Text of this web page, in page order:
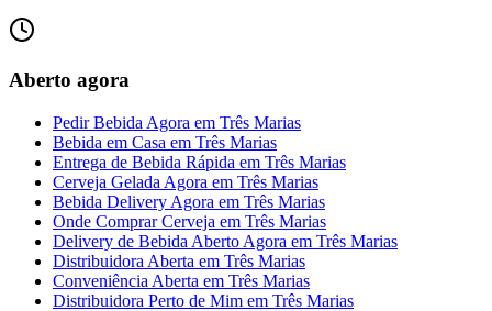
Aberto agora
Pedir Bebida Agora em Três Marias
Bebida em Casa em Três Marias
Entrega de Bebida Rápida em Três Marias
Cerveja Gelada Agora em Três Marias
Bebida Delivery Agora em Três Marias
Onde Comprar Cerveja em Três Marias
Delivery de Bebida Aberto Agora em Três Marias
Distribuidora Aberta em Três Marias
Conveniência Aberta em Três Marias
Distribuidora Perto de Mim em Três Marias